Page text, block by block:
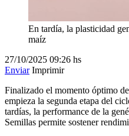
En tardía, la plasticidad
maíz
27/10/2025 09:26 hs
Enviar Imprimir
Finalizado el momento óptimo
empieza la segunda etapa del
tardías, la performance de la
Semillas permite sostener